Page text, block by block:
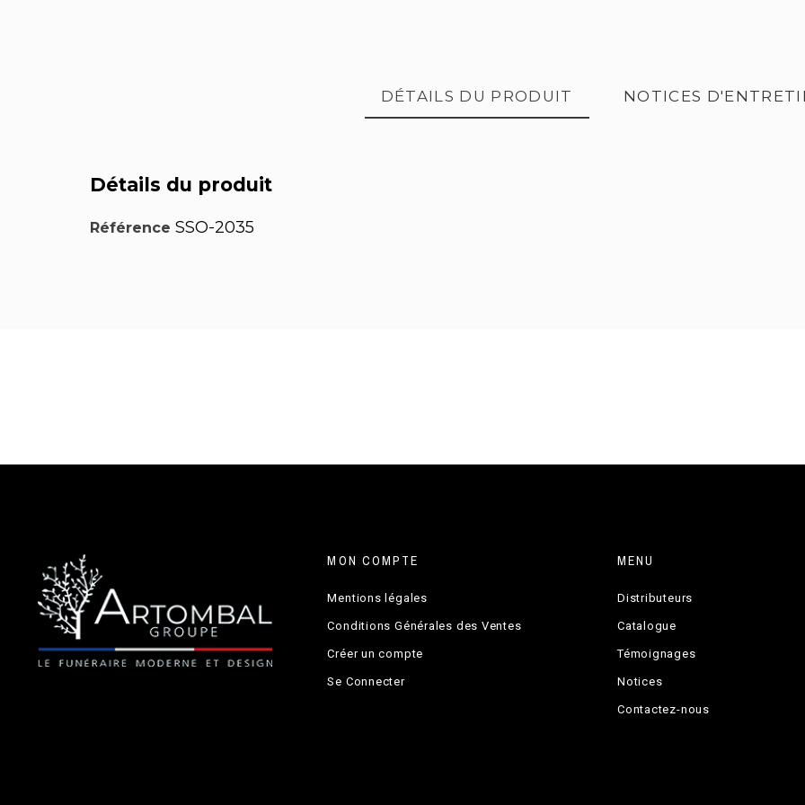
DÉTAILS DU PRODUIT NOTICES
Détails du produit
Référence SSO-2035
MON COMPTE
Mentions légales
Conditions Générales des Ventes
Créer un compte
Se Connecter
MENU
Distributeurs
Catalogue
Témoignages
Notices
Contactez-nous